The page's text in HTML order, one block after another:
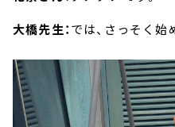
大橋先生：では、さっそく始